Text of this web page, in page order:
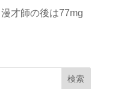
才師の後は77mg
検索